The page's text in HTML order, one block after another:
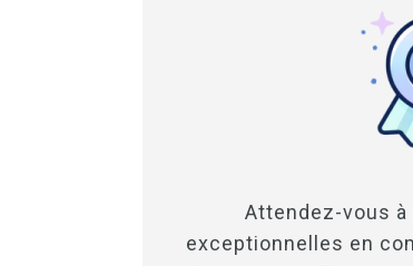
Attendez-vous
exceptionnelles en